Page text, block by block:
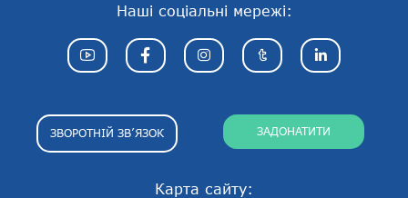
Карта сайту:
Наші соціальні мережі:
ЗВОРОТНІЙ ЗВ’ЯЗОК ЗАДОНАТИТИ